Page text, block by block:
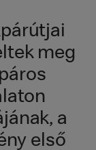
meg
a
első